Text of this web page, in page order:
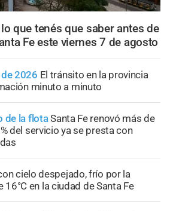
que tenés que saber antes de
Fe este viernes 7 de agosto
2026 El tránsito en la provincia
minuto a minuto
de la flotaSanta Fe renovó más de
del servicio ya se presta con
cielo despejado, frío por la
16°C en la ciudad de Santa Fe